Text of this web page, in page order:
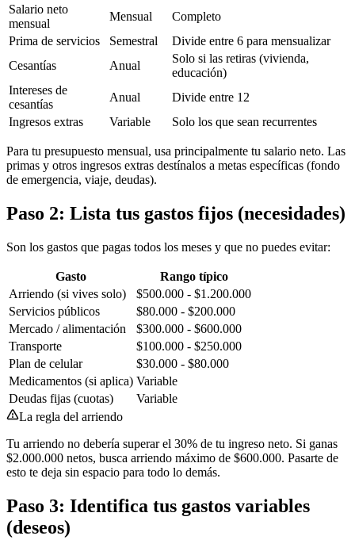
Salario neto
mensual
Mensual
Completo
Prima de servicios
Semestral
Divide entre 6 para mensualizar
Cesantías
Anual
Solo si las retiras (vivienda,
educación)
Intereses de
cesantías
Anual
Divide entre 12
Ingresos extras
Variable Solo los que sean recurrentes
Para tu presupuesto mensual, usa principalmente tu salario neto. Las
primas y otros ingresos extras destínalos a metas específicas (fondo
de emergencia, viaje, deudas).
Paso 2: Lista tus gastos fijos (necesidades)
Son los gastos que pagas todos los meses y que no puedes evitar:
Gasto
Rango típico
Arriendo (si vives solo)
$500.000 - $1.200.000
Servicios públicos
$80.000 - $200.000
Mercado / alimentación
$300.000 - $600.000
Transporte
$100.000 - $250.000
Plan de celular
$30.000 - $80.000
Medicamentos (si aplica) Variable
Deudas fijas (cuotas)
Variable
La regla del arriendo
Tu arriendo no debería superar el 30% de tu ingreso neto. Si ganas
$2.000.000 netos, busca arriendo máximo de $600.000. Pasarte de
esto te deja sin espacio para todo lo demás.
Paso 3: Identifica tus gastos variables
(deseos)